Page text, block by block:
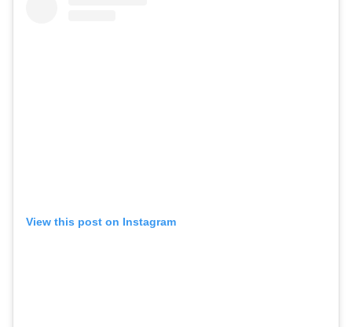
View this post on Instagram